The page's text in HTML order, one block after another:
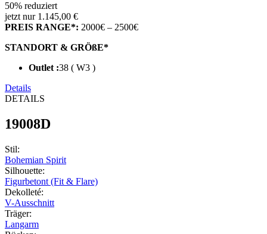
50% reduziert
jetzt nur 1.145,00 €
PREIS RANGE*: 2000€ – 2500€
STANDORT & GRÖßE*
Outlet :38 ( W3 )
Details
DETAILS
19008D
Stil:
Bohemian Spirit
Silhouette:
Figurbetont (Fit & Flare)
Dekolleté:
V-Ausschnitt
Träger:
Langarm